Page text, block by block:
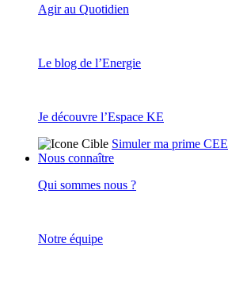
Agir au Quotidien
Le blog de l’Energie
Je découvre l’Espace KE
Simuler ma prime CEE
Nous connaître
Qui sommes nous ?
Notre équipe